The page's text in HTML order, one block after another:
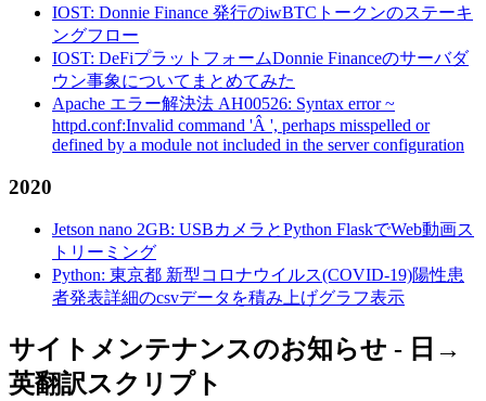
IOST: Donnie Finance 発行のiwBTCトークンのステーキ
ングフロー
IOST: DeFiプラットフォームDonnie Financeのサーバダ
ウン事象についてまとめてみた
Apache エラー解決法 AH00526: Syntax error ~
httpd.conf:Invalid command 'Â ', perhaps misspelled or
defined by a module not included in the server configuration
2020
Jetson nano 2GB: USBカメラとPython FlaskでWeb動画ス
トリーミング
Python: 東京都 新型コロナウイルス(COVID-19)陽性患
者発表詳細のcsvデータを積み上げグラフ表示
サイトメンテナンスのお知らせ - 日→
英翻訳スクリプト